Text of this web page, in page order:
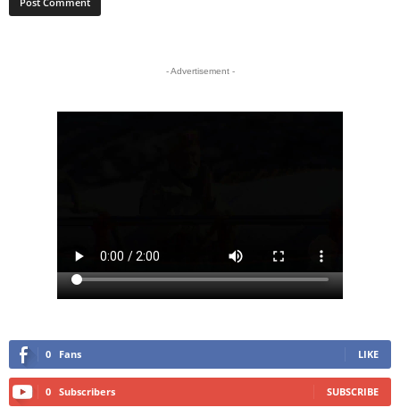
- Advertisement -
0 Fans LIKE
0 Subscribers SUBSCRIBE